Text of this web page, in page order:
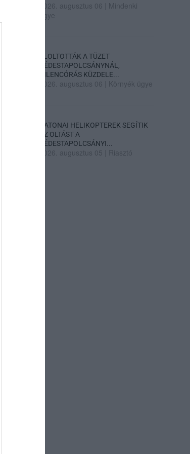
2026. augusztus 06
Mindenki
ügye
ELOLTOTTÁK A TÜZET
DÉDESTAPOLCSÁNYNÁL,
KILENCÓRÁS KÜZDELE...
2026. augusztus 06 Környék ügye
KATONAI HELIKOPTEREK SEGÍTIK
AZ OLTÁST A
DÉDESTAPOLCSÁNYI...
2026. augusztus 05 Riasztó